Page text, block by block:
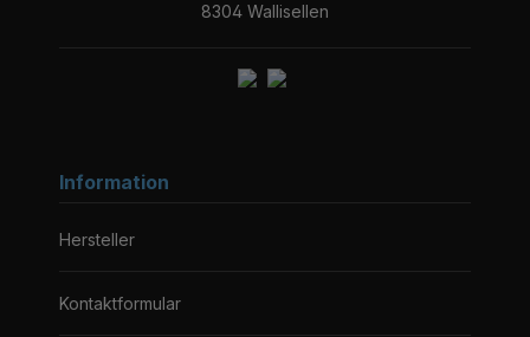
8304 Wallisellen
Information
Hersteller
Kontaktformular